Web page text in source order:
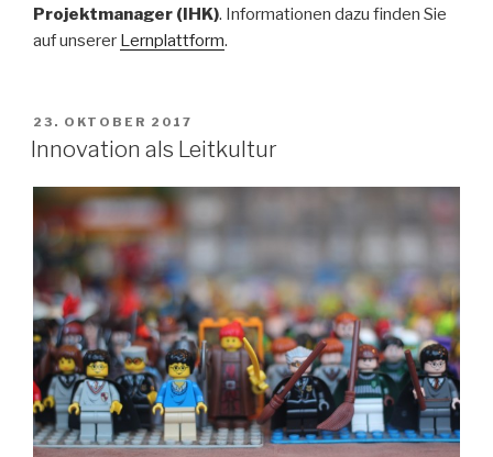
Projektmanager (IHK). Informationen dazu finden Sie
auf unserer Lernplattform.
VERÖFFENTLICHT
AM
23. OKTOBER 2017
Innovation als Leitkultur